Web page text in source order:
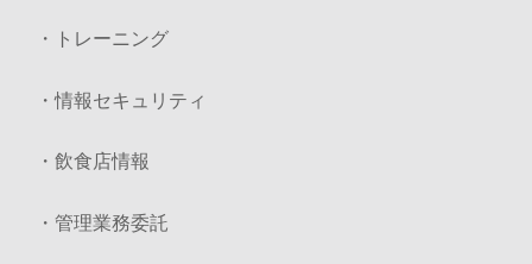
・トレーニング
・情報セキュリティ
・飲食店情報
・管理業務委託